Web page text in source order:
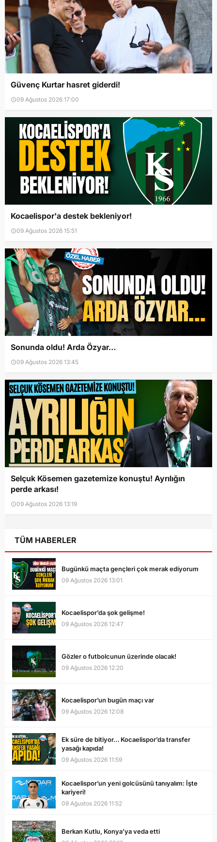
Güvenç Kurtar hasret giderdi!
09 Ağustos 2026 17:00
Kocaelispor'a destek bekleniyor!
09 Ağustos 2026 15:51
Sonunda oldu! Arda Özyar…
09 Ağustos 2026 13:45
Selçuk Kösemen gazetemize konuştu! Ayrılığın
perde arkası!
09 Ağustos 2026 13:19
TÜM HABERLER
Bugünkü maçta gençleri çok merak ediyorum
09 Ağustos 2026 13:01
Kocaelispor’da şok gelişme!
09 Ağustos 2026 12:47
Gözler o futbolcunun üzerinde olacak!
09 Ağustos 2026 12:20
Kocaelispor’un bugün maçı var
09 Ağustos 2026 12:08
Ek süre de bitiyor… Kocaelispor’da transfer
yasağı kapıda!
09 Ağustos 2026 11:59
Kocaelispor’un yeni golcüsünü tanıyalım: İşte
kariyeri!
09 Ağustos 2026 11:52
Berkan Kutlu, Konya'ya veda etti